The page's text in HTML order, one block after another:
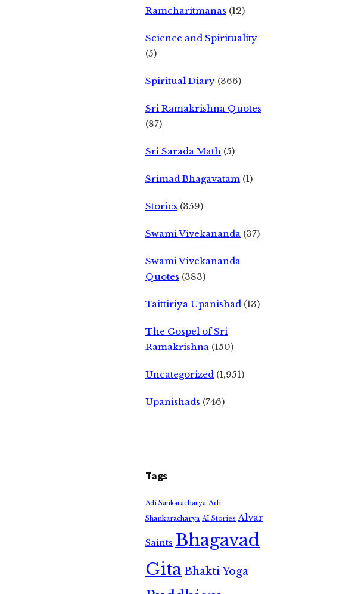
Ramcharitmanas (12)
Science and Spirituality
(5)
Spiritual Diary (366)
Sri Ramakrishna Quotes
(87)
Sri Sarada Math (5)
Srimad Bhagavatam (1)
Stories (359)
Swami Vivekananda (37)
Swami Vivekananda
Quotes (383)
Taittiriya Upanishad (13)
The Gospel of Sri
Ramakrishna (150)
Uncategorized (1,951)
Upanishads (746)
Tags
Adi Sankaracharya Adi
Shankaracharya AI Stories Alvar
Saints Bhagavad
GitaBhakti Yoga